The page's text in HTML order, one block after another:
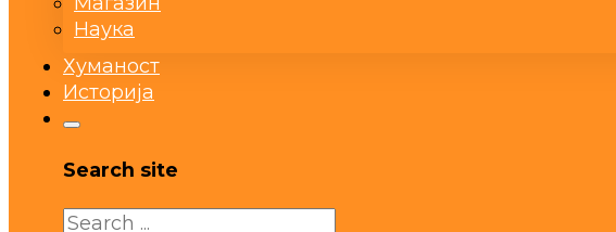
Наука
Хуманост
Историја
Search site
Search